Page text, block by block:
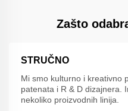
Zašto
STRUČNO
Mi smo kulturno i kreativno
patenata i R & D dizajnera.
nekoliko proizvodnih linija.